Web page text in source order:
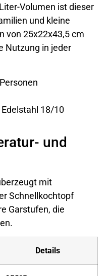
Volumen ist dieser
und kleine
von 25x22x43,5 cm
Nutzung in jeder
18/10
und
mit
Schnellkochtopf
Garstufen, die
Details